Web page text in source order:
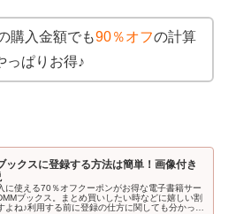
購入金額でも90％オフの計算
っぱりお得♪
ックスに登録する方法は簡単！画像付き
に使える70％オフクーポンがお得な電子書籍サー
ブックス。まとめ買いしたい時などに嬉しい割
よね♪利用する前に登録の仕方に関しても分かって